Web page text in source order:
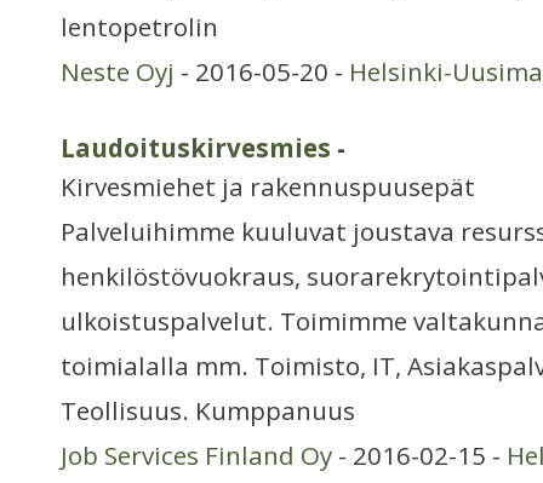
lentopetrolin
Neste Oyj - 2016-05-20 - Helsinki-
Laudoituskirvesmies -
Kirvesmiehet ja rakennuspuusepät
Palveluihimme kuuluvat joustava
henkilöstövuokraus,
ulkoistuspalvelut. Toimimme
toimialalla mm. Toimisto, IT,
Teollisuus. Kumppanuus
Job Services Finland Oy - 2016-02-15 -